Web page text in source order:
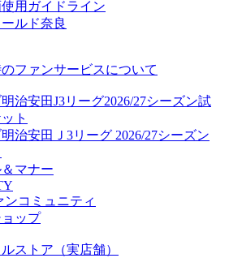
ついて
ッフ
ス
ラディーア）
トナー企業
集
ティ
用ガイドライン
ルド奈良
ファンサービスについて
治安田J3リーグ2026/27シーズン試
ト
治安田Ｊ3リーグ 2026/27シーズン
マナー
ンコミュニティ
ップ
ストア（実店舗）